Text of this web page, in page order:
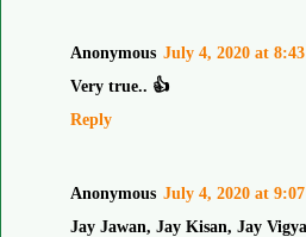
Anonymous July 4, 2020 at
Very true.. 👍
Reply
Anonymous July 4, 2020 at
Jay Jawan, Jay Kisan, Jay